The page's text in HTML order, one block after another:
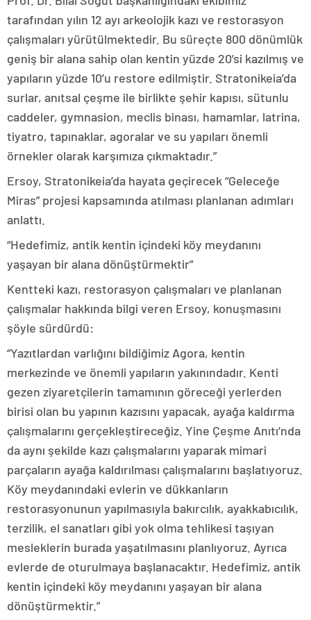
tarafından yılın 12 ayı arkeolojik kazı ve restorasyon
çalışmaları yürütülmektedir. Bu süreçte 800 dönümlük
geniş bir alana sahip olan kentin yüzde 20’si kazılmış ve
yapıların yüzde 10’u restore edilmiştir. Stratonikeia’da
surlar, anıtsal çeşme ile birlikte şehir kapısı, sütunlu
caddeler, gymnasion, meclis binası, hamamlar, latrina,
tiyatro, tapınaklar, agoralar ve su yapıları önemli
örnekler olarak karşımıza çıkmaktadır.”
Ersoy, Stratonikeia’da hayata geçirecek “Geleceğe
Miras” projesi kapsamında atılması planlanan adımları
anlattı.
“Hedefimiz, antik kentin içindeki köy meydanını
yaşayan bir alana dönüştürmektir”
Kentteki kazı, restorasyon çalışmaları ve planlanan
çalışmalar hakkında bilgi veren Ersoy, konuşmasını
şöyle sürdürdü:
“Yazıtlardan varlığını bildiğimiz Agora, kentin
merkezinde ve önemli yapıların yakınındadır. Kenti
gezen ziyaretçilerin tamamının göreceği yerlerden
birisi olan bu yapının kazısını yapacak, ayağa kaldırma
çalışmalarını gerçekleştireceğiz. Yine Çeşme Anıtı’nda
da aynı şekilde kazı çalışmalarını yaparak mimari
parçaların ayağa kaldırılması çalışmalarını başlatıyoruz.
Köy meydanındaki evlerin ve dükkanların
restorasyonunun yapılmasıyla bakırcılık, ayakkabıcılık,
terzilik, el sanatları gibi yok olma tehlikesi taşıyan
mesleklerin burada yaşatılmasını planlıyoruz. Ayrıca
evlerde de oturulmaya başlanacaktır. Hedefimiz, antik
kentin içindeki köy meydanını yaşayan bir alana
dönüştürmektir.”